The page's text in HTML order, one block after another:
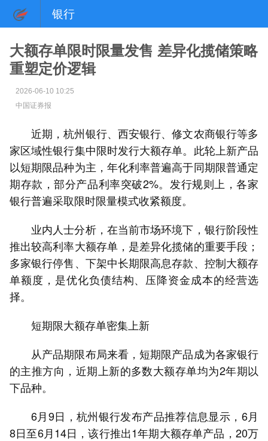
银行
大额存单限时限量发售 差异化揽储策略
重塑定价逻辑
2026-06-10 10:25
中国证券报
近期，杭州银行、西安银行、修文农商银行等多
家区域性银行集中限时发行大额存单。此轮上新产品
以短期限品种为主，年化利率普遍高于同期限普通定
期存款，部分产品利率突破2%。发行规则上，各家
银行普遍采取限时限量模式收紧额度。
业内人士分析，在当前市场环境下，银行阶段性
推出较高利率大额存单，是差异化揽储的重要手段；
多家银行停售、下架中长期限高息存款、控制大额存
单额度，是优化负债结构、压降资金成本的经营选
择。
短期限大额存单密集上新
从产品期限布局来看，短期限产品成为各家银行
的主推方向，近期上新的多数大额存单均为2年期以
下品种。
6月9日，杭州银行发布产品推荐信息显示，6月
8日至6月14日，该行推出1年期大额存单产品，20万